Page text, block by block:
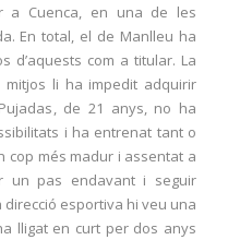
a Cuenca, en una de les
En total, el de Manlleu ha
d’aquests com a titular. La
li ha impedit adquirir
de 21 anys, no ha
i ha entrenat tant o
cop més madur i assentat a
un pas endavant i seguir
direcció esportiva hi veu una
lligat en curt per dos anys